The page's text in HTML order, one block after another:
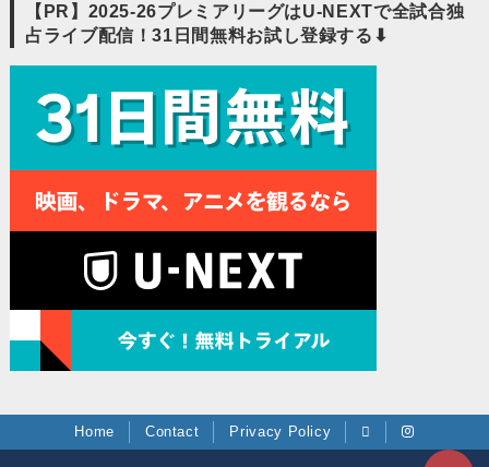
【PR】2025-26プレミアリーグはU-NEXTで全試合独
占ライブ配信！31日間無料お試し登録する⬇︎
Home Contact Privacy Policy